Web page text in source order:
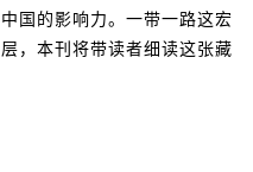
国的影响力。一带一路这宏
，本刊将带读者细读这张藏